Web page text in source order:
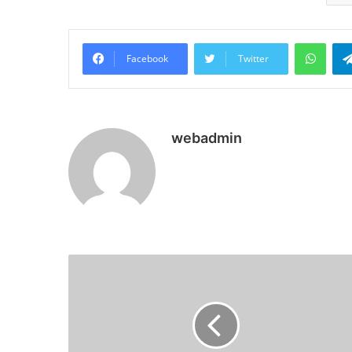
Facebook Twitter
webadmin